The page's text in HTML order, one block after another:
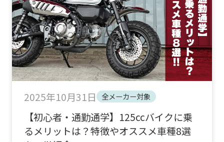
2025年10月31日 全メーカー対象
【初心者・通勤通学】125ccバイクに乗
るメリットは？特徴やオススメ車種8選